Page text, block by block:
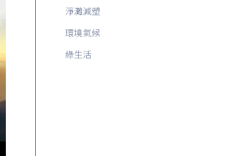
淨灘減塑
環境氣候
綠生活